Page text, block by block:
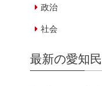
政治
社会
最新の愛知